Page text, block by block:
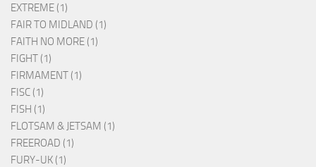
EXTREME (1)
FAIR TO MIDLAND (1)
FAITH NO MORE (1)
FIGHT (1)
FIRMAMENT (1)
FISC (1)
FISH (1)
FLOTSAM & JETSAM (1)
FREEROAD (1)
FURY-UK (1)